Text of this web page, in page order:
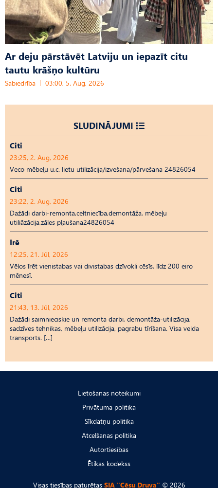
Ar deju pārstāvēt Latviju un iepazīt citu
tautu krāšņo kultūru
Sabiedrība 03:00, 5. Aug, 2026
SLUDINĀJUMI
Citi
23:25, 2. Aug, 2026
Veco mēbeļu u.c. lietu utilizācija/izvešana/pārvešana 24826054
Citi
23:22, 2. Aug, 2026
Dažādi darbi-remonta,celtniecība,demontāža, mēbeļu
utiliāzācija,zāles pļaušana24826054
Īrē
12:25, 21. Jūl, 2026
Vēlos īrēt vienistabas vai divistabas dzīvokli cēsīs, līdz 200 eiro
mēnesī.
Citi
21:43, 13. Jūl, 2026
Dažādi saimnieciskie un remonta darbi, demontāža-utilizācija,
sadzīves tehnikas, mēbeļu utilizācija, pagrabu tīrīšana. Visa veida
transports. […]
Lietošanas noteikumi
Privātuma politika
Sīkdatņu politika
Atcelšanas politika
Autortiesības
Ētikas kodekss
Visas tiesības paturētas SIA "Cēsu Druva" © 2026